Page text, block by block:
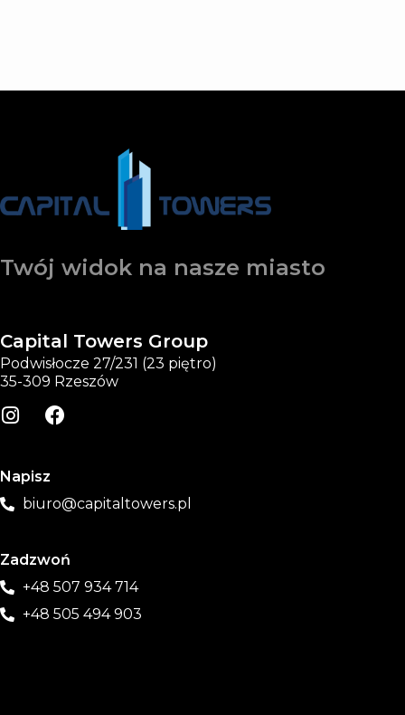
Twój widok na nasze miasto
Capital Towers Group
Podwisłocze 27/231 (23 piętro)
35-309 Rzeszów
Napisz
biuro@capitaltowers.pl
Zadzwoń
+48 507 934 714
+48 505 494 903